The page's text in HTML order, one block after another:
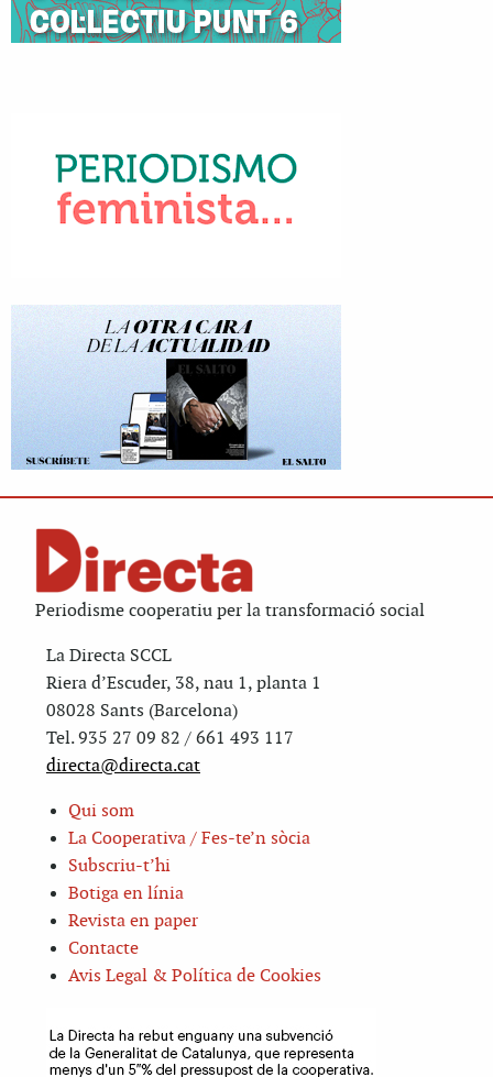
Periodisme cooperatiu per la transformació social
La Directa SCCL
Riera d’Escuder, 38, nau 1, planta 1
08028 Sants (Barcelona)
Tel. 935 27 09 82 / 661 493 117
directa@directa.cat
Qui som
La Cooperativa / Fes-te’n sòcia
Subscriu-t’hi
Botiga en línia
Revista en paper
Contacte
Avis Legal & Política de Cookies